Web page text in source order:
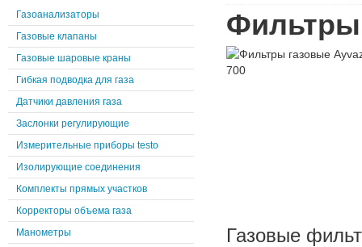
Фильтры
Газовые
Газоанализаторы
Газовые клапаны
Газовые шаровые краны
Гибкая подводка для газа
Датчики давления газа
Заслонки регулирующие
Измерительные приборы testo
Изолирующие соединения
Комплекты прямых участков
Корректоры объема газа
Манометры